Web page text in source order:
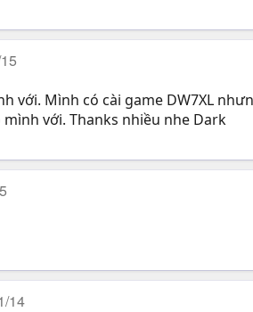
với. Mình có cài game DW7XL
mình với. Thanks nhiều nhe Dark
14